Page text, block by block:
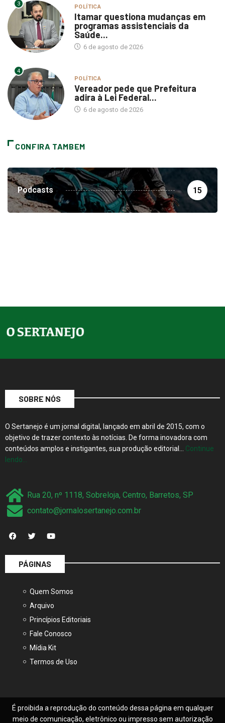
3 POLÍTICA
Itamar questiona mudanças em
programas assistenciais da
Saúde...
6 de agosto de 2026
4
POLÍTICA
Vereador pede que Prefeitura
adira à Lei Federal...
6 de agosto de 2026
CONFIRA TAMBEM
Podcasts 15
SOBRE NÓS
O Sertanejo é um jornal digital, lançado em abril de 2015, com o
objetivo de trazer contexto às notícias. De forma inovadora com
conteúdos amplos e instigantes, sua produção editorial… Continue
lendo…
Rua 20, nº 1118, Sobreloja, Centro, Barretos, SP
contato@jornalosertanejo.com.br
PÁGINAS
Quem Somos
Arquivo
Princípios Editoriais
Fale Conosco
Mídia Kit
Termos de Uso
É proibida a reprodução do conteúdo dessa página em qualquer
meio de comunicação, eletrônico ou impresso sem autorização